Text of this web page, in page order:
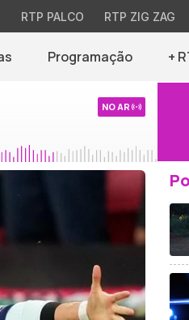
RTP PALCO RTP ZIG ZAG
Programação +
NO AR